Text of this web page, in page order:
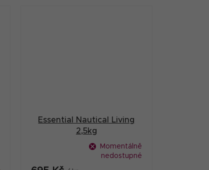
Essential Nautical Living
2,5kg
Momentálně
nedostupné